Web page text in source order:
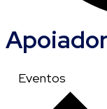
Eventos